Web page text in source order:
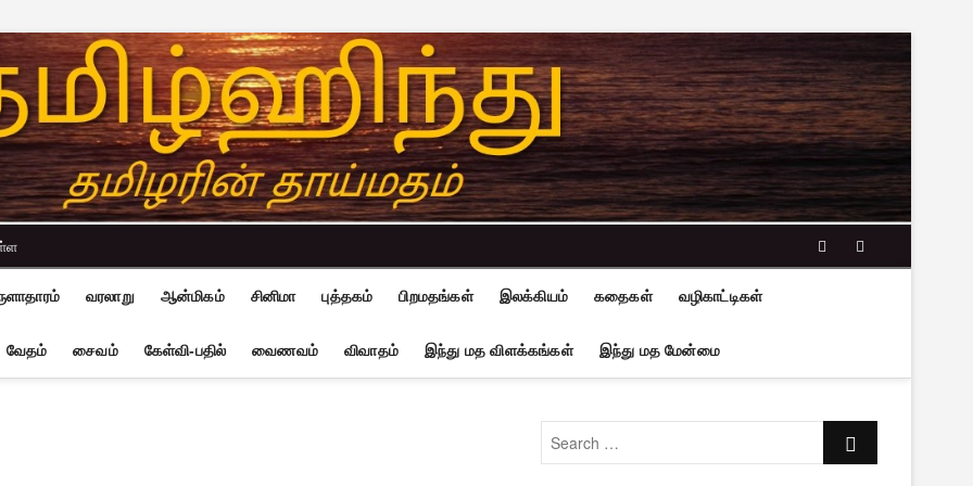
facebooktwitter
வரலாறு ஆன்மிகம் சினிமா புத்தகம் பிறமதங்கள் இலக்கியம் கதைகள் வழிகாட்டிகள்
வேதம் சைவம் கேள்வி-பதில் வைணவம் விவாதம் இந்து மத விளக்கங்கள் இந்து மத மேன்மை